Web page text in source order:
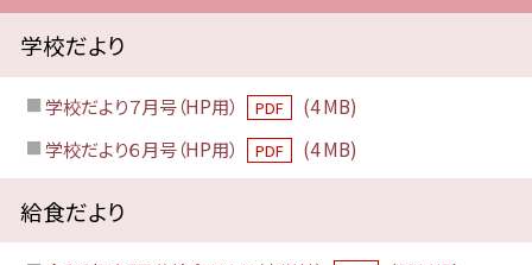
学校だより
学校だより７月号（HP用） PDF
(4 MB)
学校だより６月号（HP用）
PDF (4 MB)
給食だより